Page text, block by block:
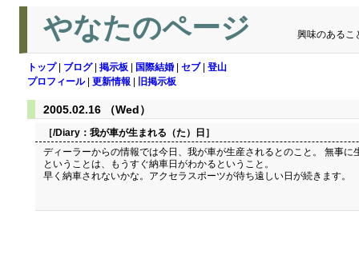
やなたのページ 興味のあるこ
トップ| ブログ| 掲示板 国際結婚 セブ| 登山
プロフィール| 更新情報 旧掲示板
2005.02.16 （Wed）
［/Diary： 我が車が生まれる（た）日 ］
ディーラーからの情報では今日、我が車が生産されるとのこと。 無事に
ということは、もうすぐ納車日がわかるということ。
早く納車されないかな。アクセラスポーツが待ち遠しい日が続きます。